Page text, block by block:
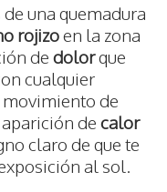
una quemadura
rojizoen la zona
de dolorque
cualquier
de
de calor
claro de que te
al sol.